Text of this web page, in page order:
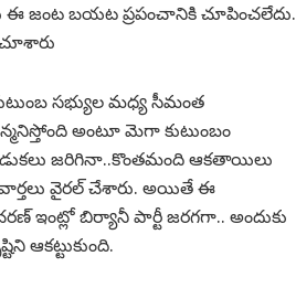
ఈ జంట బయట ప్రపంచానికి చూపించలేదు.
సభ్యుల మధ్య సీమంత
అంటూ మెగా కుటుంబం
జరిగినా..కొంతమంది ఆకతాయిలు
వైరల్ చేశారు. అయితే ఈ
బిర్యానీ పార్టీ జరగగా.. అందుకు
ఆకట్టుకుంది.